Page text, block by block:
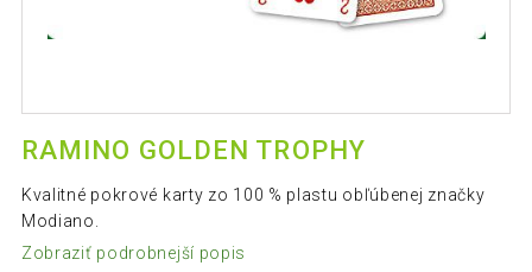
RAMINO GOLDEN TROPHY
Kvalitné pokrové karty zo 100 % plastu obľúbenej značky
Modiano.
Zobraziť podrobnejší popis